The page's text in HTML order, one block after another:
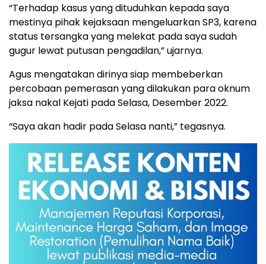
“Terhadap kasus yang dituduhkan kepada saya
mestinya pihak kejaksaan mengeluarkan SP3, karena
status tersangka yang melekat pada saya sudah
gugur lewat putusan pengadilan,” ujarnya.
Agus mengatakan dirinya siap membeberkan
percobaan pemerasan yang dilakukan para oknum
jaksa nakal Kejati pada Selasa, Desember 2022.
“Saya akan hadir pada Selasa nanti,” tegasnya.